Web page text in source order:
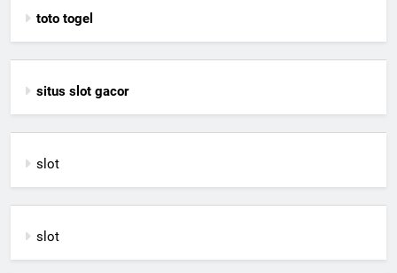
toto togel
situs slot gacor
slot
slot